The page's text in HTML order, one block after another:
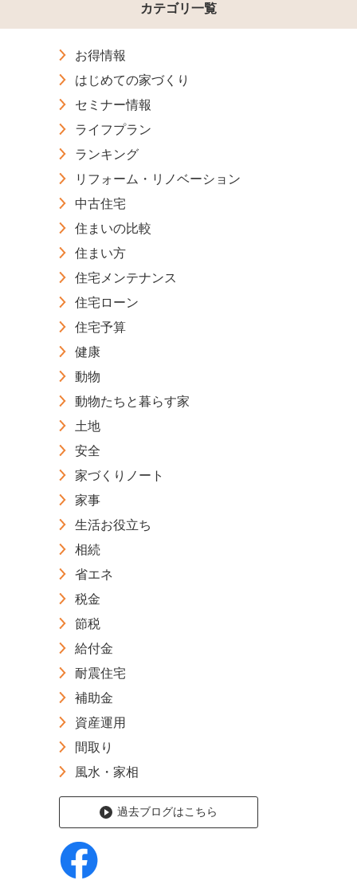
カテゴリ一覧
お得情報
はじめての家づくり
セミナー情報
ライフプラン
ランキング
リフォーム・リノベーション
中古住宅
住まいの比較
住まい方
住宅メンテナンス
住宅ローン
住宅予算
健康
動物
動物たちと暮らす家
土地
安全
家づくりノート
家事
生活お役立ち
相続
省エネ
税金
節税
給付金
耐震住宅
補助金
資産運用
間取り
風水・家相
過去ブログはこちら